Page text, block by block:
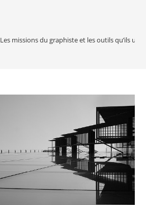
Les missions du graphiste et les outils qu’ils